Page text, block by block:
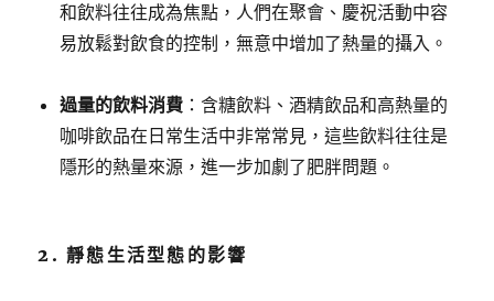
和飲料往往成為焦點，人們在聚會、慶祝活動中容
易放鬆對飲食的控制，無意中增加了熱量的攝入。
過量的飲料消費 ：含糖飲料、酒精飲品和高熱量的
咖啡飲品在日常生活中非常常見，這些飲料往往是
隱形的熱量來源，進一步加劇了肥胖問題。
2. 靜態生活型態的影響